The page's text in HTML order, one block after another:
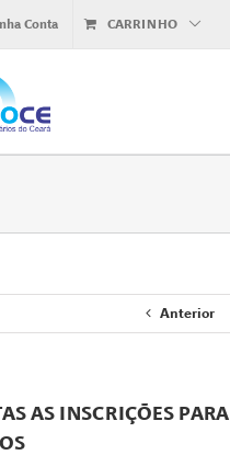
Conta CARRINHO
Anterior
AS INSCRIÇÕES PARA